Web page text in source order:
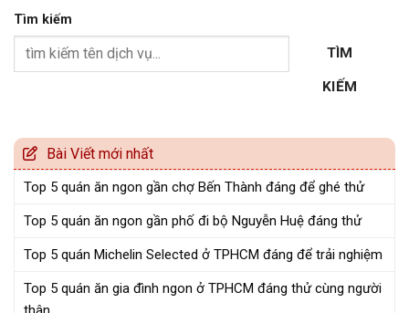
Tìm kiếm
TÌM
KIẾM
Bài Viết mới nhất
Top 5 quán ăn ngon gần chợ Bến Thành đáng để ghé thử
Top 5 quán ăn ngon gần phố đi bộ Nguyễn Huệ đáng thử
Top 5 quán Michelin Selected ở TPHCM đáng để trải nghiệm
Top 5 quán ăn gia đình ngon ở TPHCM đáng thử cùng người